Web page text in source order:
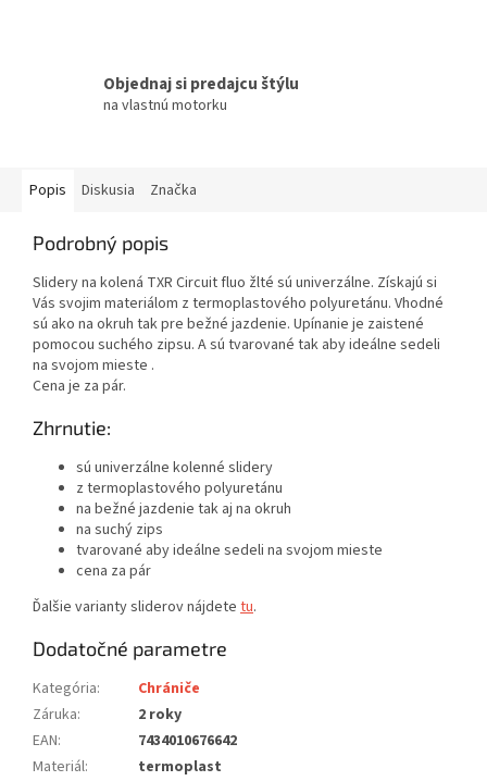
Objednaj si predajcu štýlu
na vlastnú motorku
Popis Diskusia Značka
Podrobný popis
Slidery na kolená TXR Circuit fluo žlté sú univerzálne. Získajú si
Vás svojim materiálom z termoplastového polyuretánu. Vhodné
sú ako na okruh tak pre bežné jazdenie. Upínanie je zaistené
pomocou suchého zipsu. A sú tvarované tak aby ideálne sedeli
na svojom mieste .
Cena je za pár.
Zhrnutie:
sú univerzálne kolenné slidery
z termoplastového polyuretánu
na bežné jazdenie tak aj na okruh
na suchý zips
tvarované aby ideálne sedeli na svojom mieste
cena za pár
Ďalšie varianty sliderov nájdete tu.
Dodatočné parametre
Kategória:
Chrániče
Záruka:
2 roky
EAN:
7434010676642
Materiál:
termoplast